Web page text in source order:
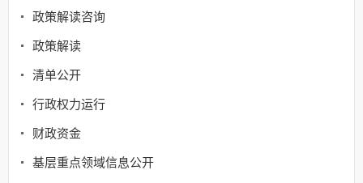
政策解读咨询
政策解读
清单公开
行政权力运行
财政资金
基层重点领域信息公开